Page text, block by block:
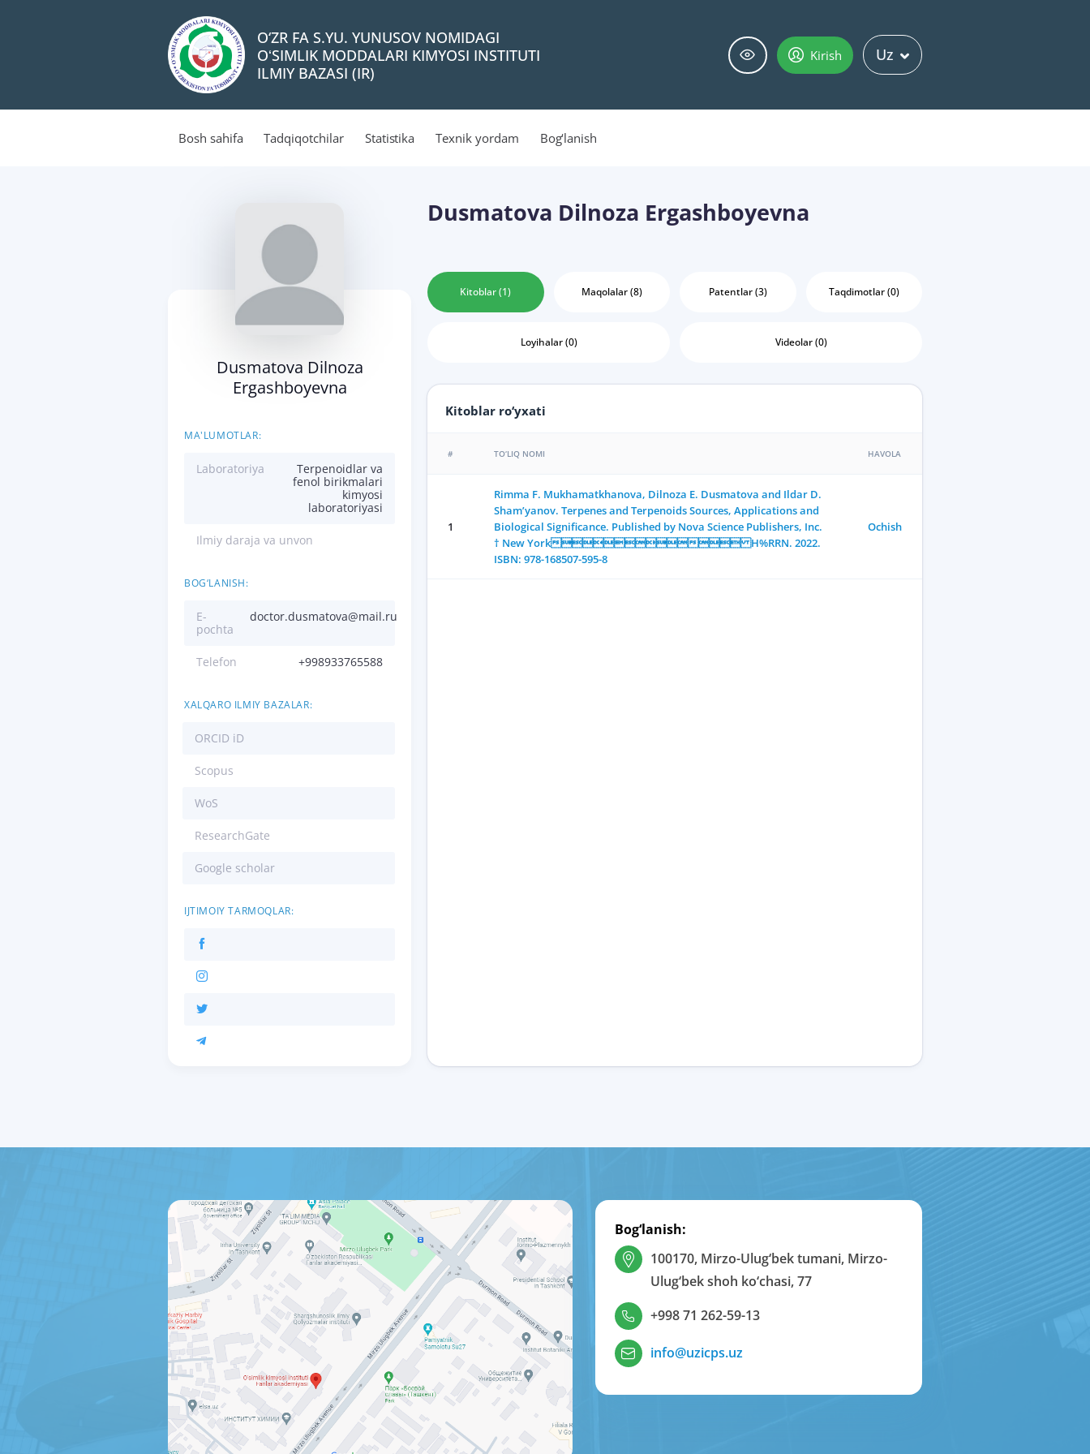
O‘ZR FA S.YU. YUNUSOV NOMIDAGI
OʻSIMLIK MODDALARI KIMYOSI INSTITUTI
ILMIY BAZASI (IR)
Kirish Uz
Bosh sahifa Tadqiqotchilar Statistika Texnik yordam Bog‘lanish
Dusmatova Dilnoza
Ergashboyevna
MA'LUMOTLAR:
Laboratoriya
Terpenoidlar va
fenol birikmalari
kimyosi
laboratoriyasi
Ilmiy daraja va unvon
BOG‘LANISH:
E-
pochta
doctor.dusmatova@mail.ru
Telefon +998933765588
XALQARO ILMIY BAZALAR:
ORCID iD
Scopus
WoS
ResearchGate
Google scholar
IJTIMOIY TARMOQLAR:
Dusmatova Dilnoza Ergashboyevna
Kitoblar (1) Maqolalar (8) Patentlar (3) Taqdimotlar (0)
Loyihalar (0) Videolar (0)
Kitoblar ro‘yxati
# TO‘LIQ NOMI HAVOLA
1
Rimma F. Mukhamatkhanova, Dilnoza E. Dusmatova and Ildar D.
Sham’yanov. Terpenes and Terpenoids Sources, Applications and
Biological Significance. Published by Nova Science Publishers, Inc.
† New York H%RRN. 2022.
ISBN: 978-168507-595-8
Ochish
Bog‘lanish:
100170, Mirzo-Ulug‘bek tumani, Mirzo-
Ulug‘bek shoh ko‘chasi, 77
+998 71 262-59-13
info@uzicps.uz